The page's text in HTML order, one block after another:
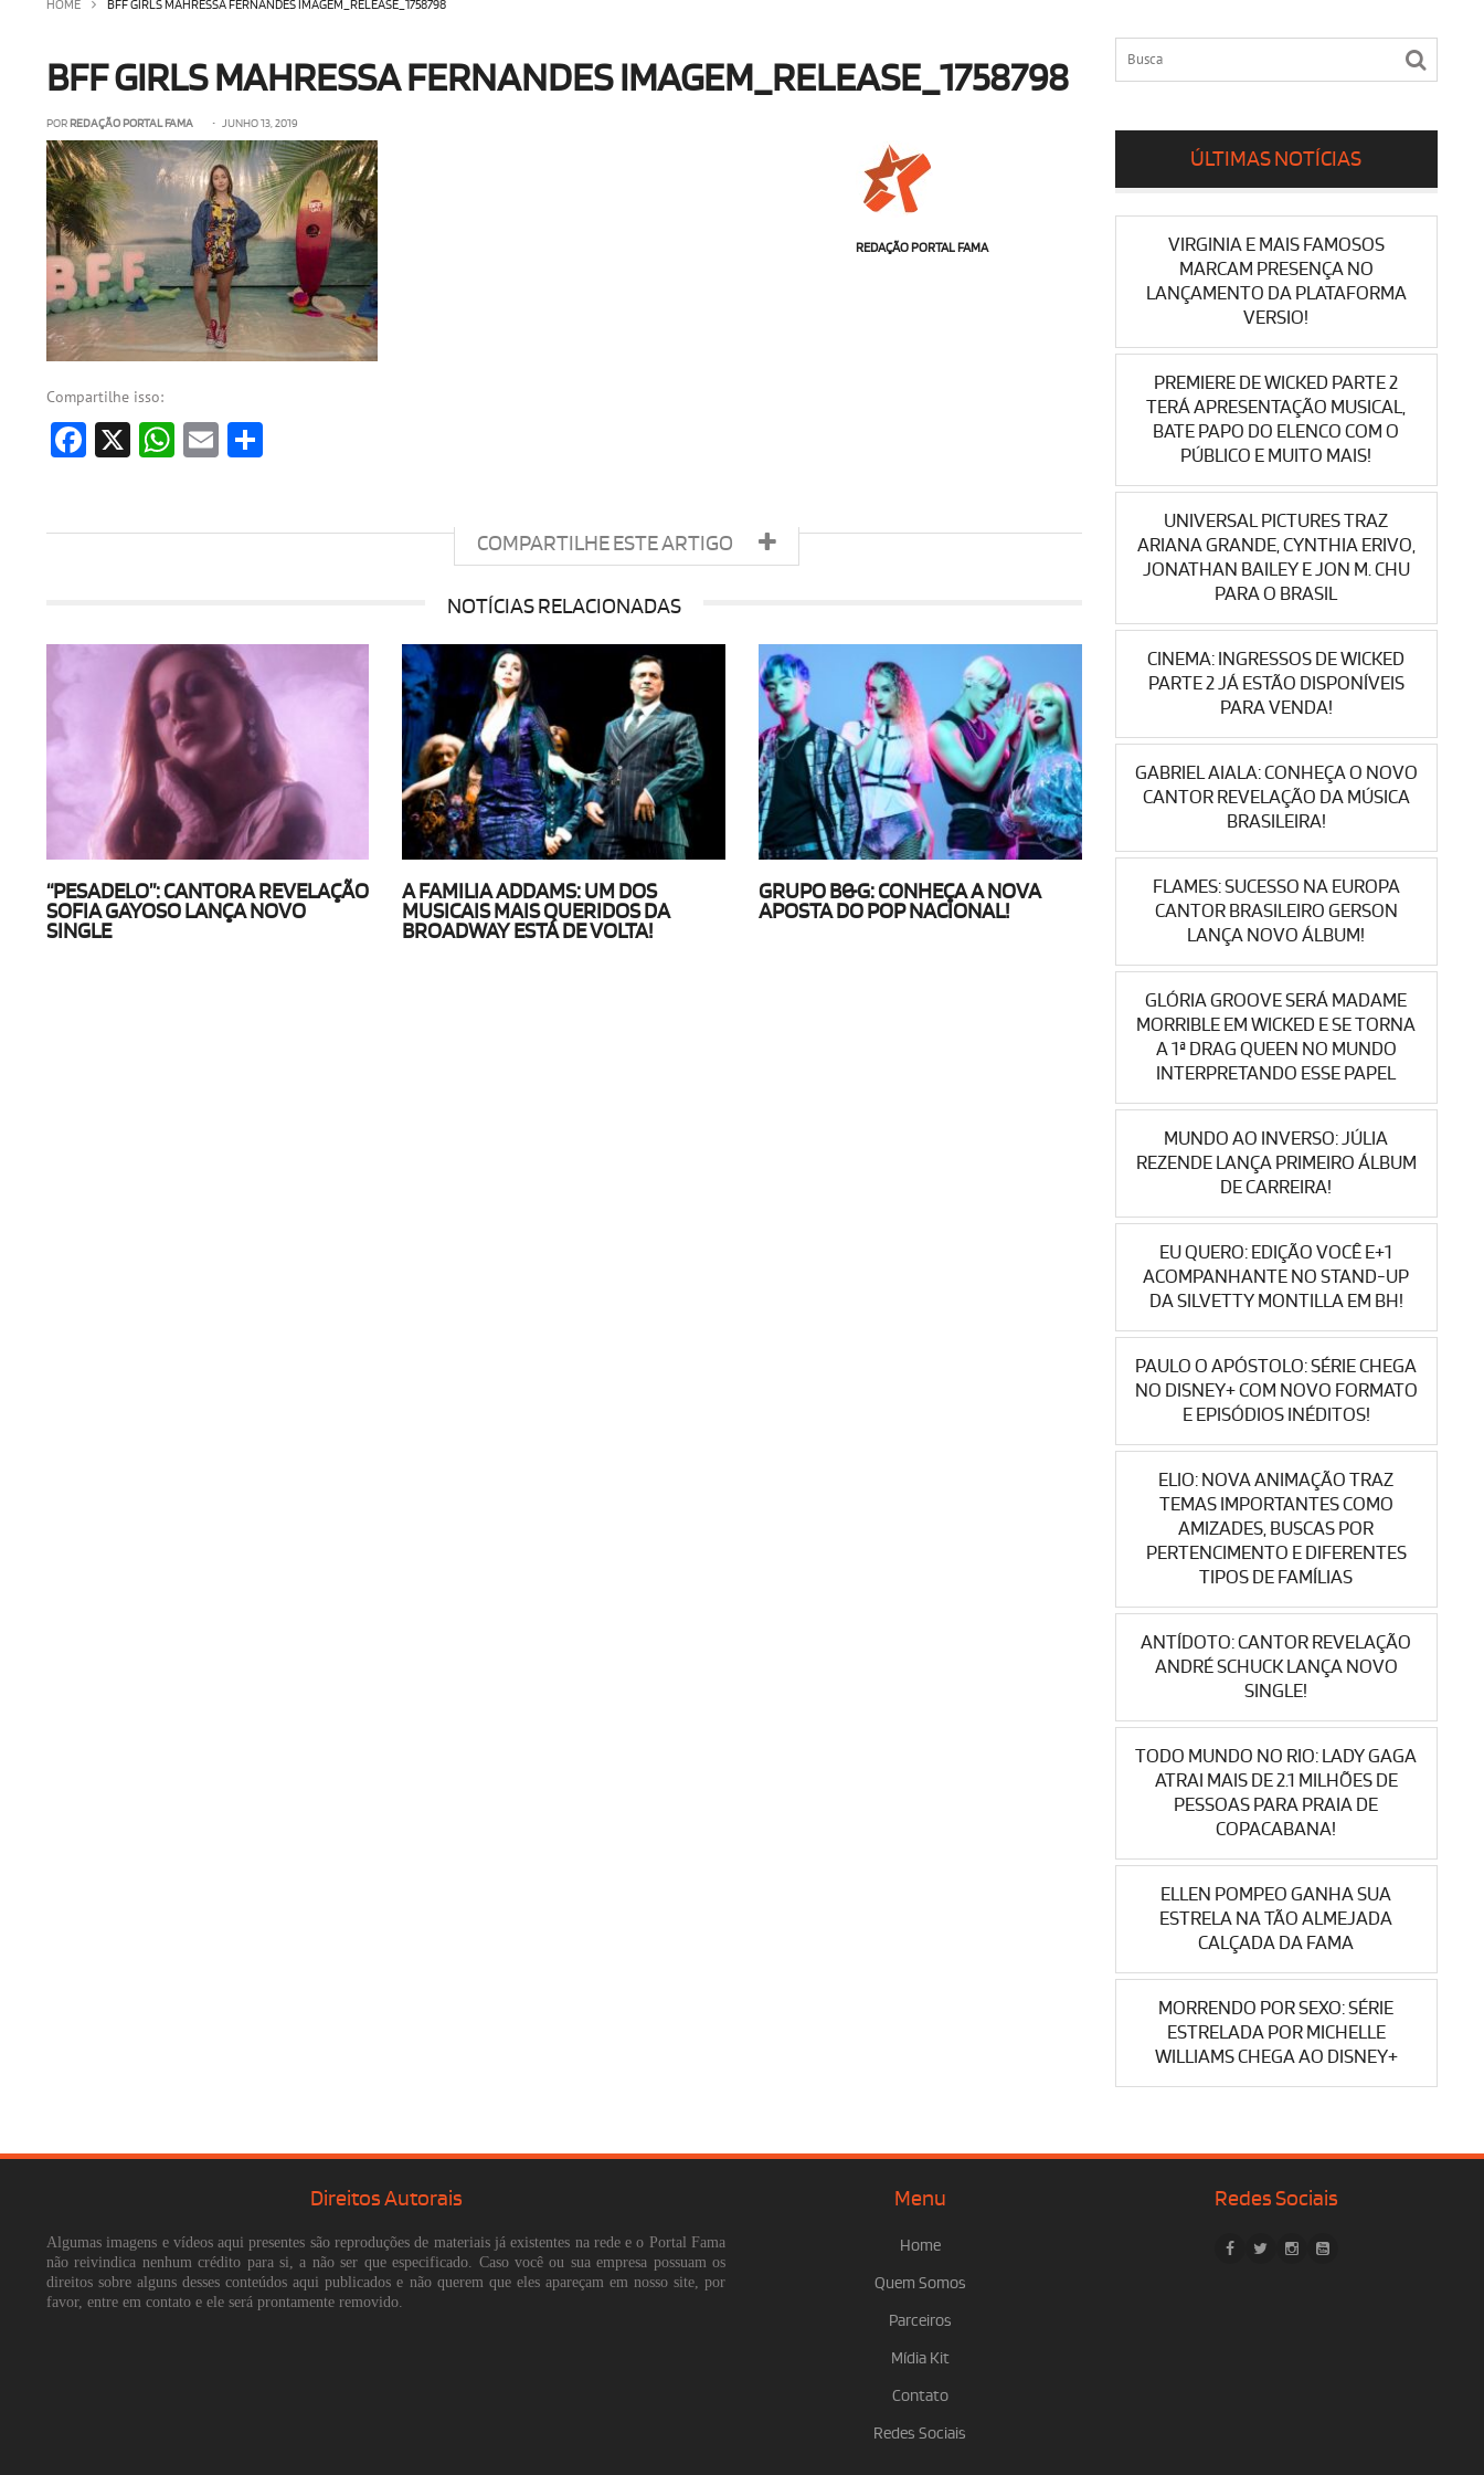
HOME BFF GIRLS MAHRESSA FERNANDES IMAGEM_RELEASE_1758798
BFF GIRLS MAHRESSA FERNANDES IMAGEM_RELEASE_1758798
POR REDAÇÃO PORTAL FAMA • JUNHO 13, 2019
REDAÇÃO PORTAL FAMA
Compartilhe isso:
Facebook
X WhatsApp
Email
COMPARTILHE ESTE ARTIGO
NOTÍCIAS RELACIONADAS
“PESADELO”: CANTORA REVELAÇÃO
SOFIA GAYOSO LANÇA NOVO
SINGLE
A FAMILIA ADDAMS: UM DOS
MUSICAIS MAIS QUERIDOS DA
BROADWAY ESTÁ DE VOLTA!
GRUPO B&G: CONHEÇA A NOVA
APOSTA DO POP NACIONAL!
ÚLTIMAS NOTÍCIAS
VIRGINIA E MAIS FAMOSOS
MARCAM PRESENÇA NO
LANÇAMENTO DA PLATAFORMA
VERSIO!
PREMIERE DE WICKED PARTE 2
TERÁ APRESENTAÇÃO MUSICAL,
BATE PAPO DO ELENCO COM O
PÚBLICO E MUITO MAIS!
UNIVERSAL PICTURES TRAZ
ARIANA GRANDE, CYNTHIA ERIVO,
JONATHAN BAILEY E JON M. CHU
PARA O BRASIL
CINEMA: INGRESSOS DE WICKED
PARTE 2 JÁ ESTÃO DISPONÍVEIS
PARA VENDA!
GABRIEL AIALA: CONHEÇA O NOVO
CANTOR REVELAÇÃO DA MÚSICA
BRASILEIRA!
FLAMES: SUCESSO NA EUROPA
CANTOR BRASILEIRO GERSON
LANÇA NOVO ÁLBUM!
GLÓRIA GROOVE SERÁ MADAME
MORRIBLE EM WICKED E SE TORNA
A 1ª DRAG QUEEN NO MUNDO
INTERPRETANDO ESSE PAPEL
MUNDO AO INVERSO: JÚLIA
REZENDE LANÇA PRIMEIRO ÁLBUM
DE CARREIRA!
EU QUERO: EDIÇÃO VOCÊ E+1
ACOMPANHANTE NO STAND-UP
DA SILVETTY MONTILLA EM BH!
PAULO O APÓSTOLO: SÉRIE CHEGA
NO DISNEY+ COM NOVO FORMATO
E EPISÓDIOS INÉDITOS!
ELIO: NOVA ANIMAÇÃO TRAZ
TEMAS IMPORTANTES COMO
AMIZADES, BUSCAS POR
PERTENCIMENTO E DIFERENTES
TIPOS DE FAMÍLIAS
ANTÍDOTO: CANTOR REVELAÇÃO
ANDRÉ SCHUCK LANÇA NOVO
SINGLE!
TODO MUNDO NO RIO: LADY GAGA
ATRAI MAIS DE 2.1 MILHÕES DE
PESSOAS PARA PRAIA DE
COPACABANA!
ELLEN POMPEO GANHA SUA
ESTRELA NA TÃO ALMEJADA
CALÇADA DA FAMA
MORRENDO POR SEXO: SÉRIE
ESTRELADA POR MICHELLE
WILLIAMS CHEGA AO DISNEY+
Direitos Autorais
Algumas imagens e vídeos aqui presentes são reproduções de materiais já existentes na rede e o Portal Fama
não reivindica nenhum crédito para si, a não ser que especificado. Caso você ou sua empresa possuam os
direitos sobre alguns desses conteúdos aqui publicados e não querem que eles apareçam em nosso site, por
favor, entre em contato e ele será prontamente removido.
Menu
Home
Quem Somos
Parceiros
Mídia Kit
Contato
Redes Sociais
Redes Sociais